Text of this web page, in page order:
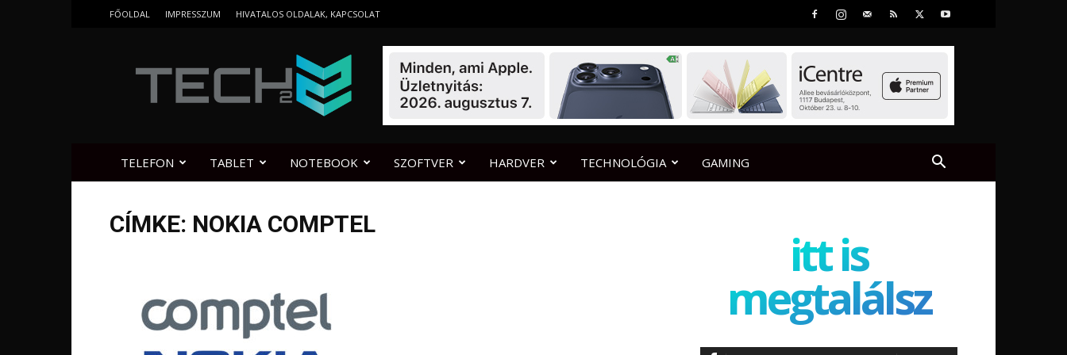
FŐOLDAL IMPRESSZUM HIVATALOS OLDALAK, KAPCSOLAT
TELEFON TABLET NOTEBOOK SZOFTVER HARDVER TECHNOLÓGIA GAMING
CÍMKE: NOKIA COMPTEL
itt is
megtalálsz